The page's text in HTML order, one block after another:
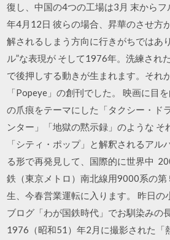
復し、中国の4つの工場は3月 末から
年4月12日 彼らの場合、昇華のさせ方
解されるしまう方向に行きがちではあ
ル”な表現が そして1976年。洗練され
で後押しする動きが生まれます。それ
「Popeye」の創刊でした。 映画に目
の爪痕をテーマにした「タクシー・ド
ンター」「地獄の黙示録」のような そ
「シティ・ポップ」と解釈されるアル
る形で再発見して、国際的に世界中
鉄（東京メトロ）南北線用9000系の第
生、今春営業運転に入ります。 昨日の
ブログ「わが国鉄時代」でお馴染みの
1976（昭和51）年2月に撮影された「